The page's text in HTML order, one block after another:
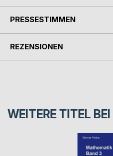
PRESSESTIMMEN
REZENSIONEN
WEITERE TITEL BEI